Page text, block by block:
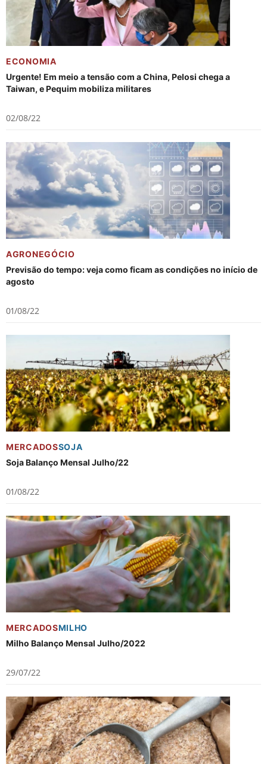
ECONOMIA
Urgente! Em meio a tensão com a China, Pelosi chega a
Taiwan, e Pequim mobiliza militares
02/08/22
AGRONEGÓCIO
Previsão do tempo: veja como ficam as condições no início de
agosto
01/08/22
MERCADOSSOJA
Soja Balanço Mensal Julho/22
01/08/22
MERCADOSMILHO
Milho Balanço Mensal Julho/2022
29/07/22